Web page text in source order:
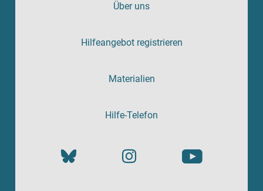
Über uns
Hilfeangebot registrieren
Materialien
Hilfe-Telefon